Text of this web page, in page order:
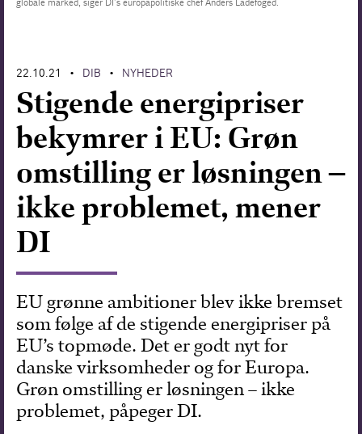
22.10.21 • DIB • NYHEDER
Stigende energipriser
bekymrer i EU: Grøn
omstilling er løsningen –
ikke problemet, mener
DI
EU grønne ambitioner blev ikke bremset
som følge af de stigende energipriser på
EU’s topmøde. Det er godt nyt for
danske virksomheder og for Europa.
Grøn omstilling er løsningen – ikke
problemet, påpeger DI.